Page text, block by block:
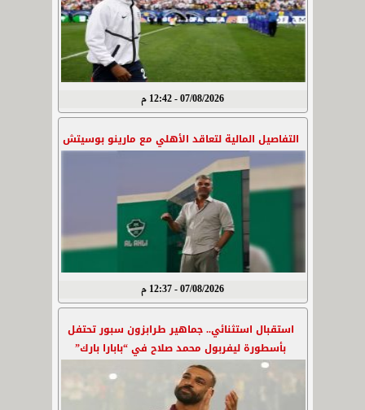
07/08/2026 - 12:42 م
التفاصيل المالية لتعاقد الأهلي مع مارينو بوسيتش
07/08/2026 - 12:37 م
استقبال استثنائي.. جماهير طرابزون سبور تحتفل
بأسطورة ليفربول محمد صلاح في “بابارا بارك”